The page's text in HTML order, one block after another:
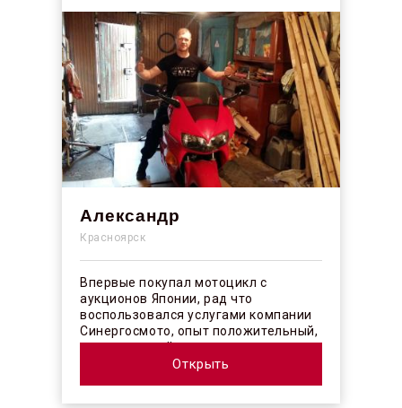
Александр
Красноярск
Впервые покупал мотоцикл с
аукционов Японии, рад что
воспользовался услугами компании
Синергосмото, опыт положительный,
коллектив действительно
профессионалы своего ...
Открыть